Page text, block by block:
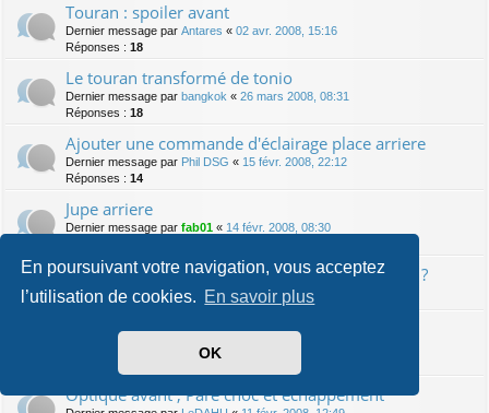
En poursuivant votre navigation, vous acceptez
l’utilisation de cookies. En savoir plus
OK
Touran : spoiler avant
Dernier message par Antares « 02 avr. 2008, 15:16
Réponses : 18
Le touran transformé de tonio
Dernier message par bangkok « 26 mars 2008, 08:31
Réponses : 18
Ajouter une commande d'éclairage place arriere
Dernier message par Phil DSG « 15 févr. 2008, 22:12
Réponses : 14
Jupe arriere
Dernier message par fab01 « 14 févr. 2008, 08:30
VW Passat : démonter compteur pour anneaux ?
Dernier message parspawn064«13 févr. 2008, 01:54
RUBESCH
Optique avant , Pare choc et echappement